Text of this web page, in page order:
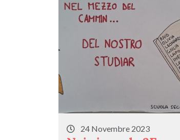
24 Novembre 2023